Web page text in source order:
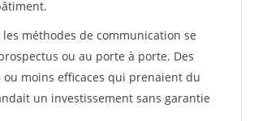
méthodes de communication se
ou au porte à porte. Des
ou moins efficaces qui prenaient du
un investissement sans garantie